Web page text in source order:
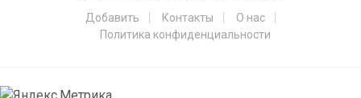
Добавить
Контакты
О нас
Политика конфиденциальности